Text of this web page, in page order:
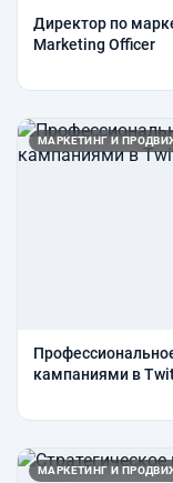
Директор по
Marketing Officer
МАРКЕТИНГ И
кампаниями в
МАРКЕТИНГ И